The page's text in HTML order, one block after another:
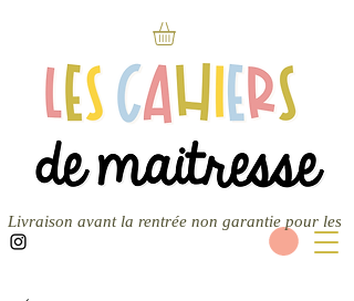
Livraison avant la rentrée non garantie pour les